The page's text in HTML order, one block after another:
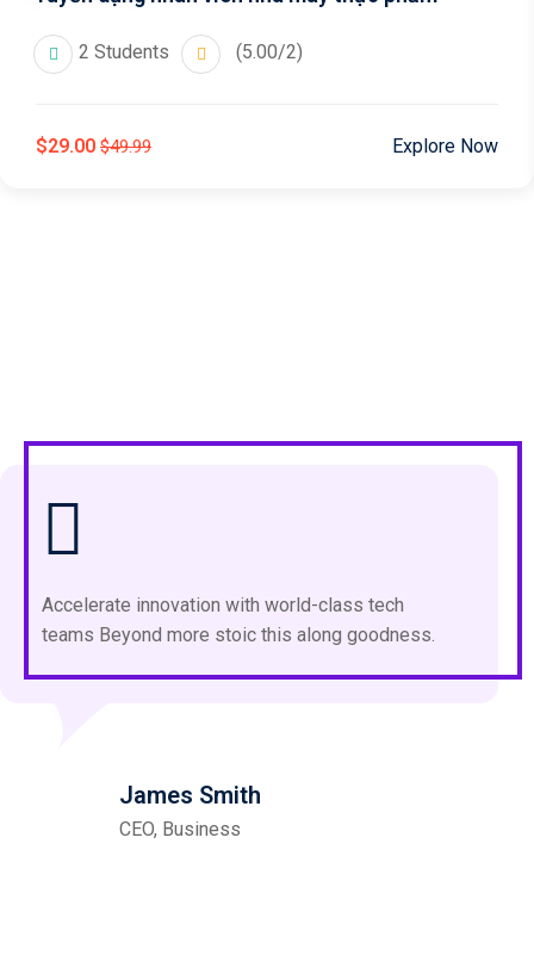
2 Students (5.00/2)
$29.00 $49.99 Explore Now
Accelerate innovation with world-class tech
teams Beyond more stoic this along goodness.
James Smith
CEO, Business